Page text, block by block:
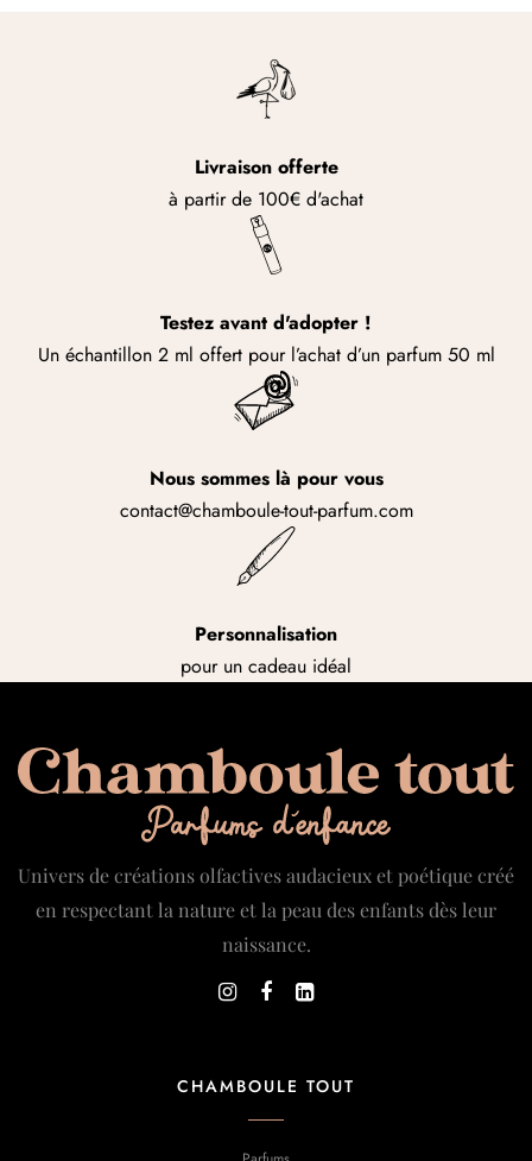
Livraison offerte
à partir de 100€ d'achat
Testez avant d'adopter !
Un échantillon 2 ml offert pour l’achat d’un parfum 50 ml
Nous sommes là pour vous
contact@chamboule-tout-parfum.com
Personnalisation
pour un cadeau idéal
Univers de créations olfactives audacieux et poétique créé
en respectant la nature et la peau des enfants dès leur
naissance.
CHAMBOULE TOUT